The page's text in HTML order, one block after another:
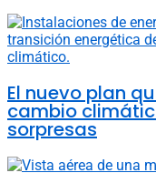
El nuevo plan
cambio
sorpresas